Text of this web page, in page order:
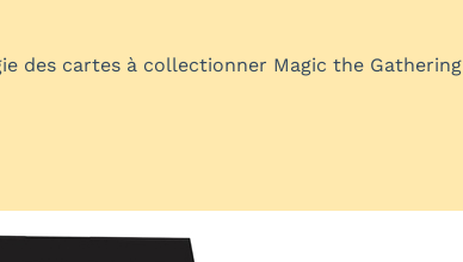
des cartes à collectionner Magic the Gathering